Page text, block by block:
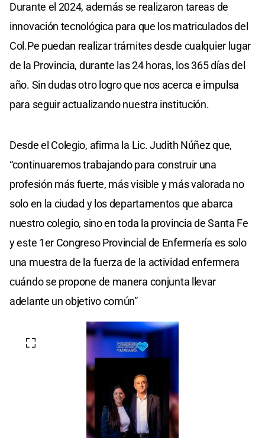
Durante el 2024, además se realizaron tareas de
innovación tecnológica para que los matriculados del
Col.Pe puedan realizar trámites desde cualquier lugar
de la Provincia, durante las 24 horas, los 365 días del
año. Sin dudas otro logro que nos acerca e impulsa
para seguir actualizando nuestra institución.
Desde el Colegio, afirma la Lic. Judith Núñez que,
“continuaremos trabajando para construir una
profesión más fuerte, más visible y más valorada no
solo en la ciudad y los departamentos que abarca
nuestro colegio, sino en toda la provincia de Santa Fe
y este 1er Congreso Provincial de Enfermería es solo
una muestra de la fuerza de la actividad enfermera
cuándo se propone de manera conjunta llevar
adelante un objetivo común”